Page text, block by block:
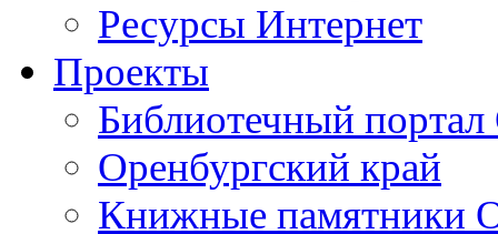
Ресурсы Интернет
Проекты
Библиотечный портал
Оренбургский край
Книжные памятники